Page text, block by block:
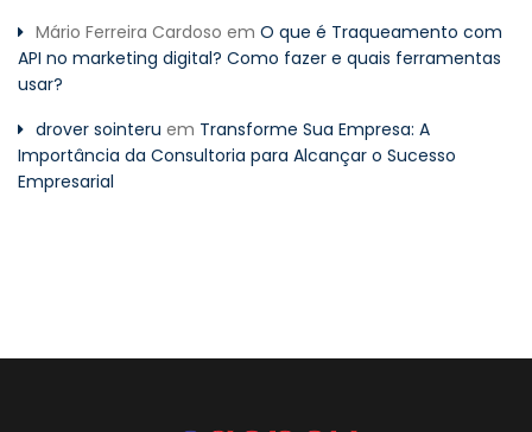
Mário Ferreira Cardoso em O que é Traqueamento com
API no marketing digital? Como fazer e quais ferramentas
usar?
drover sointeru em Transforme Sua Empresa: A
Importância da Consultoria para Alcançar o Sucesso
Empresarial